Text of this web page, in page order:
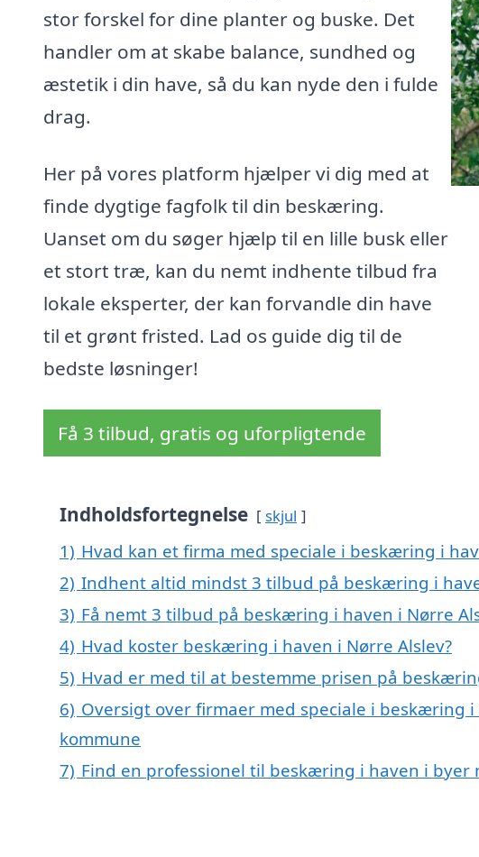
stor forskel for dine planter og buske. Det
handler om at skabe balance, sundhed og
æstetik i din have, så du kan nyde den i fulde
drag.
Her på vores platform hjælper vi dig med at
finde dygtige fagfolk til din beskæring.
Uanset om du søger hjælp til en lille busk eller
et stort træ, kan du nemt indhente tilbud fra
lokale eksperter, der kan forvandle din have
til et grønt fristed. Lad os guide dig til de
bedste løsninger!
Få 3 tilbud, gratis og uforpligtende
Indholdsfortegnelse skjul
1) Hvad kan et firma med speciale i beskæring i
2) Indhent altid mindst 3 tilbud på beskæring i
3) Få nemt 3 tilbud på beskæring i haven i Nørre
4) Hvad koster beskæring i haven i Nørre Alslev?
5) Hvad er med til at bestemme prisen på
6) Oversigt over firmaer med speciale i beskæring
kommune
7) Find en professionel til beskæring i haven i byer